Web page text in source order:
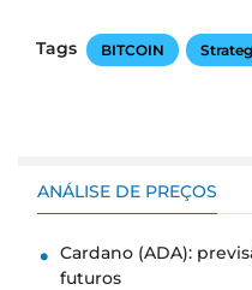
Tags BITCOIN
ANÁLISE DE PREÇOS
Cardano (ADA):
futuros